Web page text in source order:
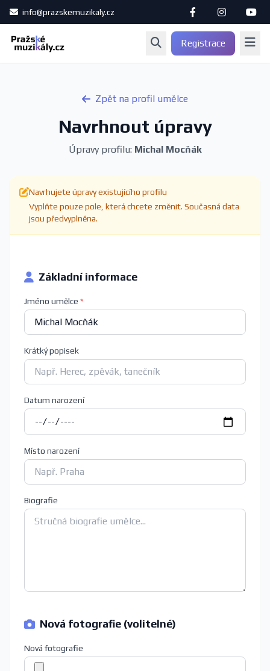
info@prazskemuzikaly.cz
Registrace
Zpět na profil umělce
Navrhnout úpravy
Úpravy profilu: Michal Mocňák
Navrhujete úpravy existujícího profilu
Vyplňte pouze pole, která chcete změnit. Současná data
jsou předvyplněna.
Základní informace
Jméno umělce *
Krátký popisek
Datum narození
Místo narození
Biografie
Nová fotografie (volitelné)
Nová fotografie